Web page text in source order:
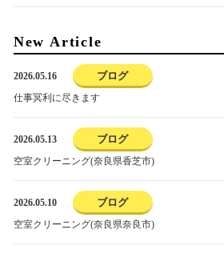
New Article
2026.05.16 ブログ
仕事冥利に尽きます
2026.05.13 ブログ
空室クリーニング(奈良県香芝市)
2026.05.10 ブログ
空室クリーニング(奈良県奈良市)